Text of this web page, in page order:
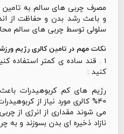
مصرف چربی های سالم به
و باعث رشد بدن و حفاظت از
سلولی توسط چربی های سالم
نکات مهم در تامین کالری رژیم
۱ . قند ساده ی کمتر استفاده
کنید :
۴۰% کالری مورد نیاز از
می شوند مقداری از انرژی از
نازاد ذخیره ای بدن بسوزند و